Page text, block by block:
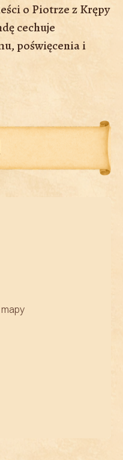
o Piotrze z Krępy
cechuje
poświęcenia i